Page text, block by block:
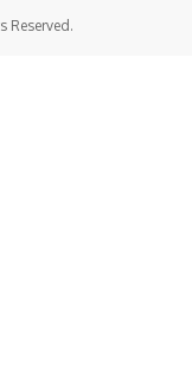
Reserved.